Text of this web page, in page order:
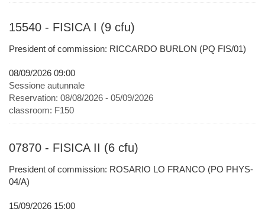
15540 - FISICA I (9 cfu)
President of commission: RICCARDO BURLON (PQ FIS/01)
08/09/2026 09:00
Sessione autunnale
Reservation: 08/08/2026 - 05/09/2026
classroom: F150
07870 - FISICA II (6 cfu)
President of commission: ROSARIO LO FRANCO (PO PHYS-
04/A)
15/09/2026 15:00